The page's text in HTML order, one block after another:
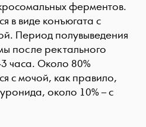
ферментов.
в виде конъюгата с
Период полувыведения
после ректального
3 часа. Около 80%
с мочой, как правило,
около 10% – с